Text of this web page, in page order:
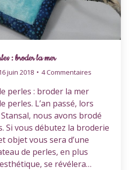
: broder la mer
juin 2018 4 Commentaires
perles : broder la mer
perles. L’an passé, lors
nous avons brodé
Si vous débutez la broderie
objet vous sera d’une
de perles, en plus
se révélera…